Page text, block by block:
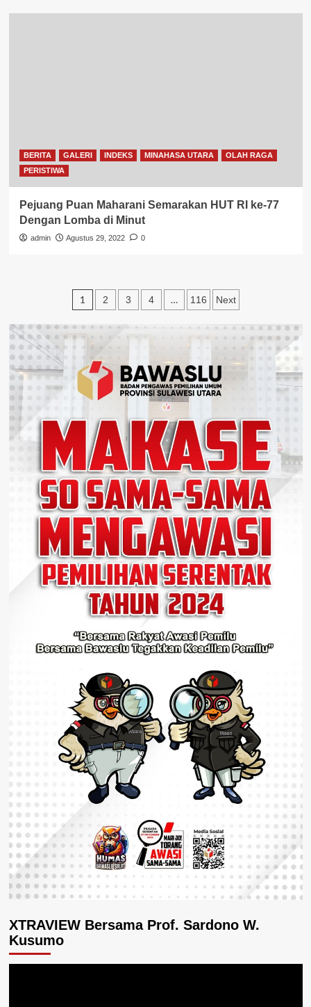
BERITA GALERI INDEKS MINAHASA UTARA
OLAH RAGA
PERISTIWA
Pejuang Puan Maharani Semarakan HUT RI ke-77
Dengan Lomba di Minut
admin Agustus 29, 2022 0
Paginasi
pos
1 2 3 4 … 116 Next
XTRAVIEW Bersama Prof. Sardono W.
Kusumo